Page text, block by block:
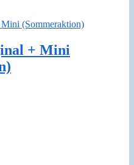
+ Mini